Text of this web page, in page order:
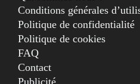
Conditions générales
Politique de confidentialité
Politique de cookies
FAQ
Contact